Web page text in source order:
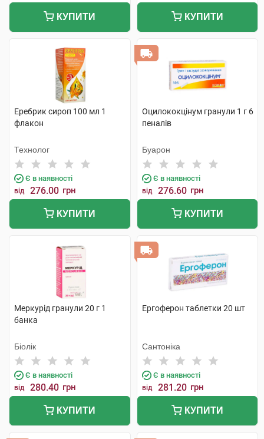
КУПИТИ КУПИТИ
Еребрик сироп 100 мл 1
флакон
Технолог
Є в наявності
від 276.00 грн
КУПИТИ
Оцилококцінум гранули 1 г 6
пеналів
Буарон
Є в наявності
від 276.60 грн
КУПИТИ
Меркурід гранули 20 г 1
банка
Біолік
Є в наявності
від 280.40 грн
КУПИТИ
Ергоферон таблетки 20 шт
Сантоніка
Є в наявності
від 281.20 грн
КУПИТИ